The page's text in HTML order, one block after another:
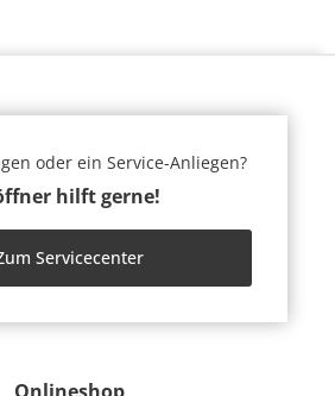
oder ein Service-Anliegen?
hilft gerne!
Servicecenter